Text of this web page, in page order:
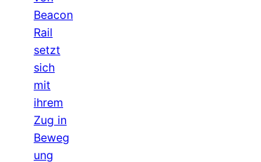
Beacon
Rail
setzt
sich
mit
ihrem
Zug in
Beweg
ung